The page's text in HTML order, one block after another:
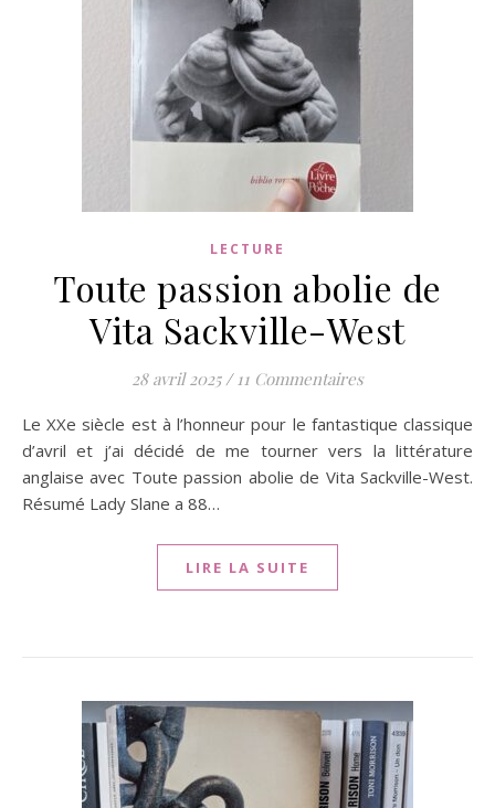
LECTURE
Toute passion abolie de
Vita Sackville-West
28 avril 2025 / 11 Commentaires
Le XXe siècle est à l’honneur pour le fantastique classique
d’avril et j’ai décidé de me tourner vers la littérature
anglaise avec Toute passion abolie de Vita Sackville-West.
Résumé Lady Slane a 88…
LIRE LA SUITE